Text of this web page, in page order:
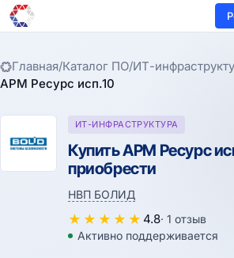
Главная/Каталог ПО/ИТ-
АРМ Ресурс исп.10
ИТ-ИНФРАСТРУКТУРА
Купить АРМ Ресурс
приобрести
НВП БОЛИД
★ ★ ★ ★ ★ 4.8· 1 отзыв
Активно поддерживается